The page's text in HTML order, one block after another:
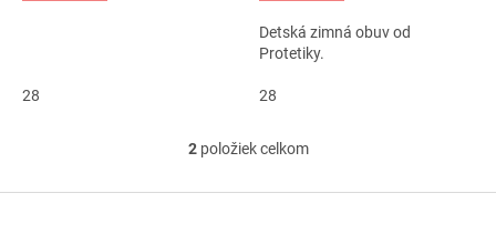
28
Detská zimná obuv od
Protetiky.
28
O
l
2položiek celkom